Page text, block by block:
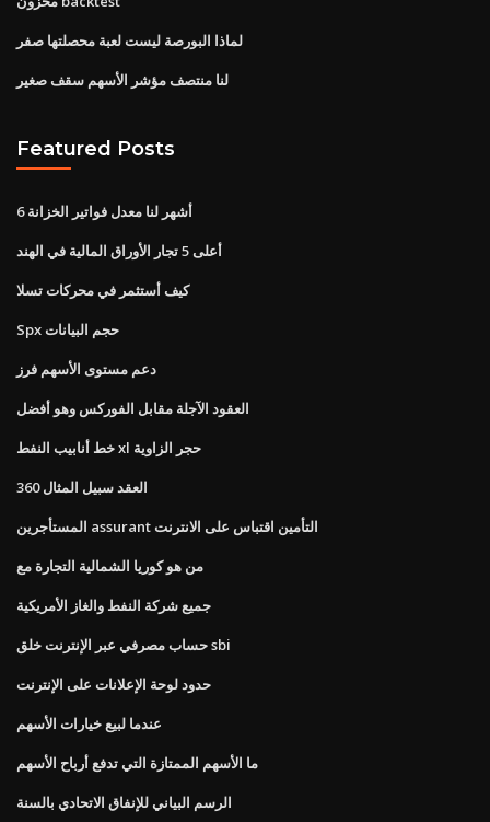
لماذا البورصة ليست لعبة محصلتها صفر
لنا منتصف مؤشر الأسهم سقف صغير
Featured Posts
6 أشهر لنا معدل فواتير الخزانة
أعلى 5 تجار الأوراق المالية في الهند
كيف أستثمر في محركات تسلا
Spx حجم البيانات
دعم مستوى الأسهم فرز
العقود الآجلة مقابل الفوركس وهو أفضل
خط أنابيب النفط xl حجر الزاوية
360 العقد سبيل المثال
المستأجرين assurant التأمين اقتباس على الانترنت
من هو كوريا الشمالية التجارة مع
جميع شركة النفط والغاز الأمريكية
حساب مصرفي عبر الإنترنت خلق sbi
حدود لوحة الإعلانات على الإنترنت
عندما لبيع خيارات الأسهم
ما الأسهم الممتازة التي تدفع أرباح الأسهم
الرسم البياني للإنفاق الاتحادي بالسنة